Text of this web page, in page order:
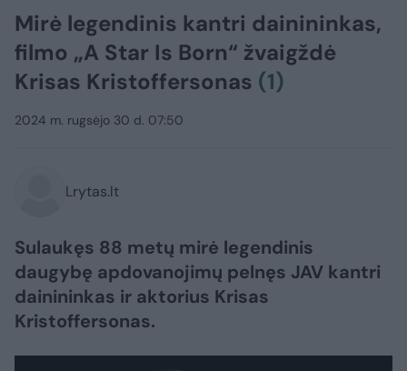
Mirė legendinis kantri dainininkas,
filmo „A Star Is Born“ žvaigždė
Krisas Kristoffersonas (1)
2024 m. rugsėjo 30 d. 07:50
Lrytas.lt
Sulaukęs 88 metų mirė legendinis
daugybę apdovanojimų pelnęs JAV kantri
dainininkas ir aktorius Krisas
Kristoffersonas.